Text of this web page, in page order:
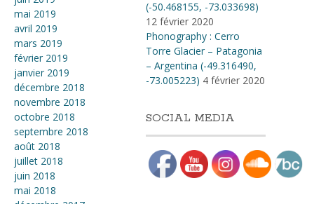
mai 2019
avril 2019
mars 2019
février 2019
janvier 2019
décembre 2018
novembre 2018
octobre 2018
septembre 2018
août 2018
juillet 2018
juin 2018
mai 2018
(-50.468155, -73.033698)
12 février 2020
Phonography : Cerro
Torre Glacier – Patagonia
– Argentina (-49.316490,
-73.005223) 4 février 2020
SOCIAL MEDIA